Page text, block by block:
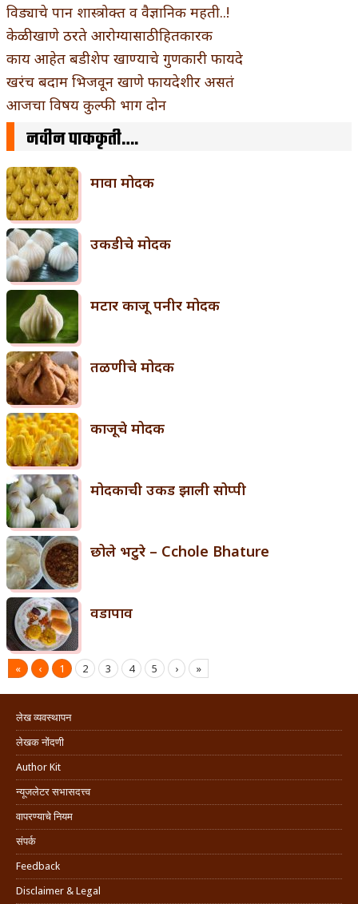
विड्याचे पान शास्त्रोक्त व वैज्ञानिक महती..!
केळी खाणे ठरते आरोग्यासाठी हितकारक
काय आहेत बडीशेप खाण्याचे गुणकारी फायदे
खरंच बदाम भिजवून खाणे फायदेशीर असतं
आजचा विषय कुल्फी भाग दोन
नवीन पाककृती….
मावा मोदक
उकडीचे मोदक
मटार काजू पनीर मोदक
तळणीचे मोदक
काजूचे मोदक
मोदकाची उकड झाली सोप्पी
छोले भटुरे – Cchole Bhature
वडापाव
« ‹ 1 2 3 4 5 › »
लेख व्यवस्थापन
लेखक नोंदणी
Author Kit
न्यूजलेटर सभासदत्त्व
वापरण्याचे नियम
संपर्क
Feedback
Disclaimer & Legal